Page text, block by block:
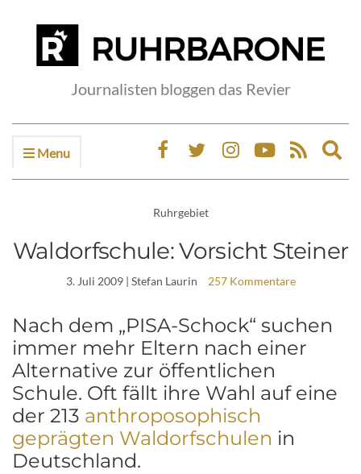
Journalisten bloggen das Revier
Menu
Ruhrgebiet
Waldorfschule: Vorsicht Steiner
3. Juli 2009| Stefan Laurin 257 Kommentare
Nach dem „PISA-Schock“ suchen
immer mehr Eltern nach einer
Alternative zur öffentlichen
Schule. Oft fällt ihre Wahl auf eine
der 213 anthroposophisch
geprägten Waldorfschulen in
Deutschland.